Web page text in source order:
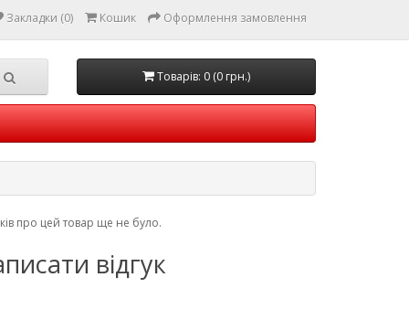
Закладки (0) Кошик Оформлення замовлення
Товарів: 0 (0 грн.)
про цей товар ще не було.
відгук